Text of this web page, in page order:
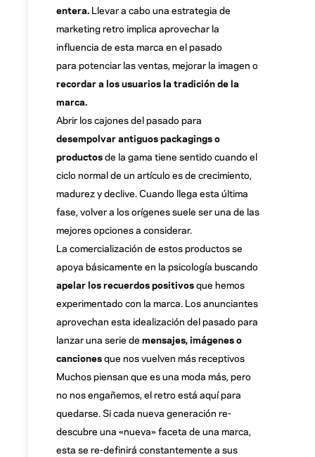
entera. Llevar a cabo una estrategia de
marketing retro implica aprovechar la
influencia de esta marca en el pasado
para potenciar las ventas, mejorar la imagen o
recordar a los usuarios la tradición de la
marca.
Abrir los cajones del pasado para
desempolvar antiguos packagings o
productosde la gama tiene sentido cuando el
ciclo normal de un artículo es de crecimiento,
madurez y declive. Cuando llega esta última
fase, volver a los orígenes suele ser una de las
mejores opciones a considerar.
La comercialización de estos productos se
apoya básicamente en la psicología buscando
apelar los recuerdos positivosque hemos
experimentado con la marca. Los anunciantes
aprovechan esta idealización del pasado para
lanzar una serie de mensajes, imágenes o
cancionesque nos vuelven más receptivos
Muchos piensan que es una moda más, pero
no nos engañemos, el retro está aquí para
quedarse. Si cada nueva generación re-
descubre una «nueva» faceta de una marca,
esta se re-definirá constantemente a sus